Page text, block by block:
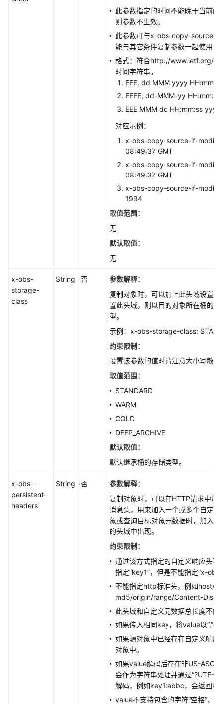
此参数指定的时间不能晚于当前
则参数不生效。
此参数可与x-obs-copy-source-
能与其它条件复制参数一起使用
格式：符合http://www.ietf.org/
时间字符串。
EEE, dd MMM yyyy
EEEE, dd-MMM-yy
EEE MMM dd HH:mm:ss yyyy
对应示例：
x-obs-copy-source-if-
08:49:37 GMT
x-obs-copy-source-if-
08:49:37 GMT
x-obs-copy-source-if-
1994
取值范围：
无
默认取值：
无
x-obs-
storage-
class
String 否
参数解释：
复制对象时，可以加上此头域设置
置此头域，则以目的对象所在桶的
型。
示例：x-obs-storage-class:
约束限制：
设置该参数的值时请注意大小写敏感
取值范围：
STANDARD
WARM
COLD
DEEP_ARCHIVE
默认取值：
默认继承桶的存储类型。
x-obs-
persistent-
headers
String 否
参数解释：
复制对象时，可以在HTTP请求中
消息头，用来加入一个或多个自定
象或查询目标对象元数据时，加入
的头域中出现。
约束限制：
通过该方式指定的自定义响应头
指定“key1”，但是不能指定“x-
不能指定http标准头，例如host/
md5/origin/range/Content-
此头域和自定义元数据总长度不能
如果传入相同key，将value以“,”
如果源对象中已经存在自定义响
对象中。
如果value解码后存在非US-ASCII
会作为字符串处理并通过“?UTF-
解码，例如key1:abbc，会返回
value不支持包含的字符“空格”、